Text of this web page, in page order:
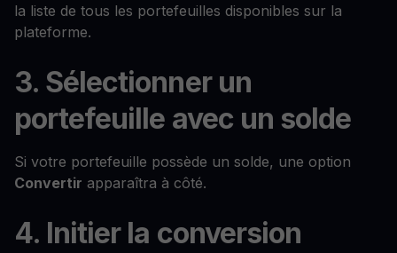
la liste de tous les portefeuilles disponibles sur la
plateforme.
3. Sélectionner un
portefeuille avec un solde
Si votre portefeuille possède un solde, une option
Convertir apparaîtra à côté.
4. Initier la conversion